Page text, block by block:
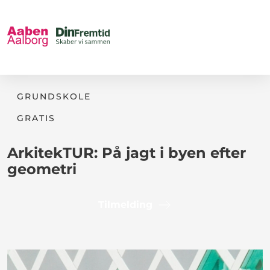
GRUNDSKOLE
GRATIS
ArkitekTUR: På jagt i byen efter
geometri